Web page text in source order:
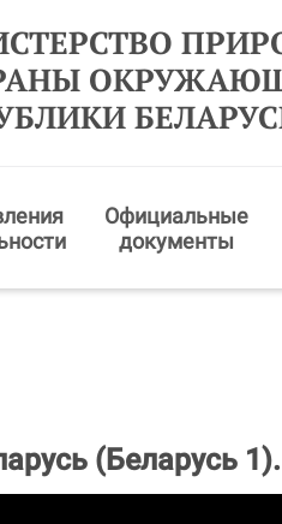
Официальные
документы